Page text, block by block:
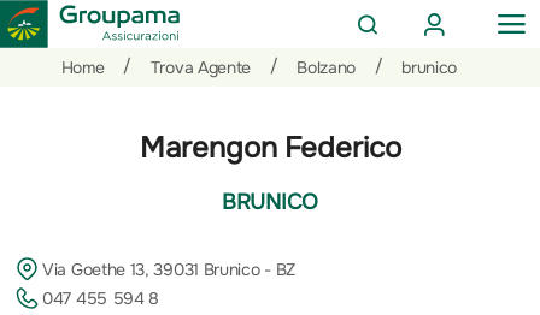
CERCA
AREA
CLIENTI
Home
/ Trova Agente / Bolzano / brunico
Marengon Federico
BRUNICO
Via Goethe 13, 39031 Brunico - BZ
047 455 594 8